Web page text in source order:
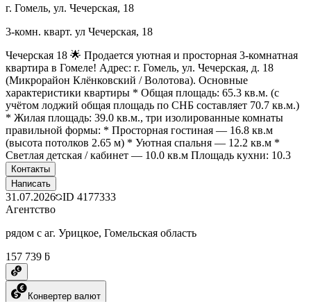
г. Гомель, ул. Чечерская, 18
3-комн. кварт. ул Чечерская, 18
Чечерская 18 🌟 Продается уютная и просторная 3-комнатная
квартира в Гомеле! Адрес: г. Гомель, ул. Чечерская, д. 18
(Микрорайон Клёнковский / Волотова). Основные
характеристики квартиры * Общая площадь: 65.3 кв.м. (с
учётом лоджий общая площадь по СНБ составляет 70.7 кв.м.)
* Жилая площадь: 39.0 кв.м., три изолированные комнаты
правильной формы: * Просторная гостиная — 16.8 кв.м
(высота потолков 2.65 м) * Уютная спальня — 12.2 кв.м *
Светлая детская / кабинет — 10.0 кв.м Площадь кухни: 10.3
Контакты
Написать
31.07.2026 ID 4177333
Агентство
рядом с аг. Урицкое, Гомельская область
157 739 ƃ
Конвертер валют